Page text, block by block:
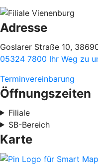
Adresse
Goslarer Straße 10,
05324 7800 Ihr Weg zu
Terminvereinbarung
Öffnungszeiten
Filiale
SB-Bereich
Karte